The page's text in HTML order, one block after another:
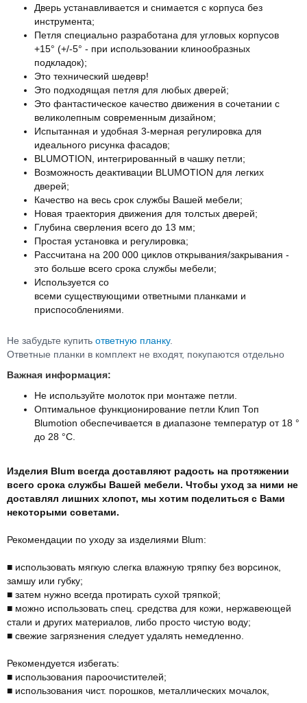
Дверь устанавливается и снимается с корпуса без
инструмента;
Петля специально разработана для угловых корпусов
+15° (+/-5° - при использовании клинообразных
подкладок);
Это технический шедевр!
Это подходящая петля для любых дверей;
Это фантастическое качество движения в сочетании с
великолепным современным дизайном;
Испытанная и удобная 3-мерная регулировка для
идеального рисунка фасадов;
BLUMOTION, интегрированный в чашку петли;
Возможность деактивации BLUMOTION для легких
дверей;
Качество на весь срок службы Вашей мебели;
Новая траектория движения для толстых дверей;
Глубинa свeрлeния всего дo 13 мм;
Простая установка и регулировка;
Рассчитана на 200 000 циклов открывания/закрывания -
это больше всего срока службы мебели;
Используется со
всеми существующими ответными планками и
приспособлениями.
Не забудьте купить ответную планку.
Ответные планки в комплект не входят, покупаются отдельно
Важная информация:
Не используйте молоток при монтаже петли.
Оптимальное функционирование петли Клип Топ
Blumotion обеспечивается в диапазоне температур от 18 °
до 28 °С.
Изделия Blum всегда доставляют радость на протяжении
всего срока службы Вашей мебели. Чтобы уход за ними не
доставлял лишних хлопот, мы хотим поделиться с Вами
некоторыми советами.
Рекомендации по уходу за изделиями Blum:
■ использовать мягкую слегка влажную тряпку без ворсинок,
замшу или губку;
■ затем нужно всегда протирать сухой тряпкой;
■ можно использовать спец. средства для кожи, нержавеющей
стали и других материалов, либо просто чистую воду;
■ свежие загрязнения следует удалять немедленно.
Рекомендуется избегать:
■ использования пароочистителей;
■ использования чист. порошков, металлических мочалок,